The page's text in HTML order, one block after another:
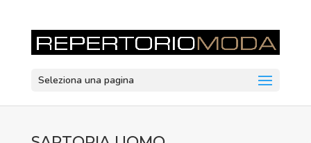
Seleziona una pagina